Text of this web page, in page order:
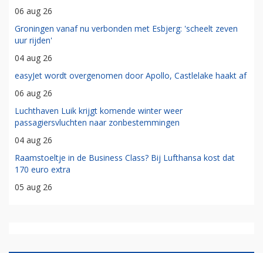
06 aug 26
Groningen vanaf nu verbonden met Esbjerg: 'scheelt zeven
uur rijden'
04 aug 26
easyJet wordt overgenomen door Apollo, Castlelake haakt af
06 aug 26
Luchthaven Luik krijgt komende winter weer
passagiersvluchten naar zonbestemmingen
04 aug 26
Raamstoeltje in de Business Class? Bij Lufthansa kost dat
170 euro extra
05 aug 26